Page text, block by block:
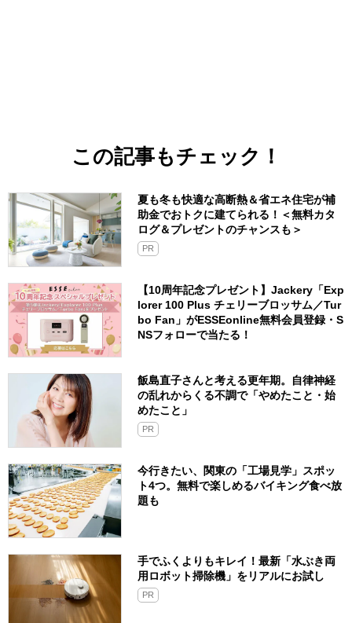
この記事もチェック！
夏も冬も快適な高断熱＆省エネ住宅が補
助金でおトクに建てられる！＜無料カタ
ログ＆プレゼントのチャンスも＞
PR
【10周年記念プレゼント】Jackery「Exp
lorer 100 Plus チェリーブロッサム／Tur
bo Fan」がESSEonline無料会員登録・S
NSフォローで当たる！
飯島直子さんと考える更年期。自律神経
の乱れからくる不調で「やめたこと・始
めたこと」
PR
今行きたい、関東の「工場見学」スポッ
ト4つ。無料で楽しめるバイキング食べ放
題も
手でふくよりもキレイ！最新「水ぶき両
用ロボット掃除機」をリアルにお試し
PR